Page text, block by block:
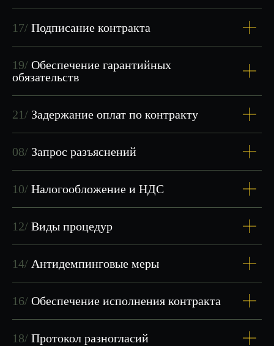
17/ Подписание контракта
19/ Обеспечение гарантийных
обязательств
21/ Задержание оплат по контракту
08/ Запрос разъяснений
10/ Налогообложение и НДС
12/ Виды процедур
14/ Антидемпинговые меры
16/ Обеспечение исполнения контракта
18/ Протокол разногласий
7 дней
УСЛОВИЯ
Первое занятие бесплатно—
решите, подходит ли вам
обучение
Оплата после первого занятия
счету
Заключение договора